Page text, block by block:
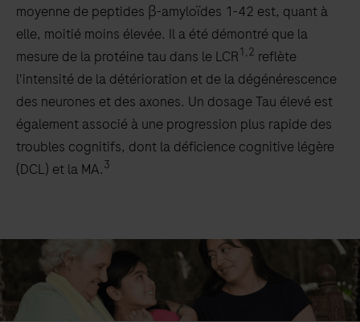
moyenne de peptides β-amyloïdes 1-42 est, quant à
elle, moitié moins élevée. Il a été démontré que la
mesure de la protéine tau dans le LCR1,2 reflète
l'intensité de la détérioration et de la dégénérescence
des neurones et des axones. Un dosage Tau élevé est
également associé à une progression plus rapide des
troubles cognitifs, dont la déficience cognitive légère
(DCL) et la MA.3